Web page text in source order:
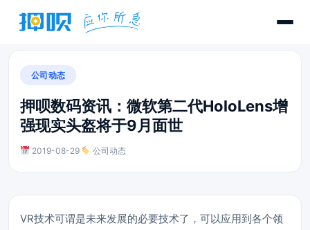
公司动态
押呗数码资讯：微软第二代HoloLens增
强现实头盔将于9月面世
2019-08-29· 公司动态
VR技术可谓是未来发展的必要技术了，可以应用到各个领